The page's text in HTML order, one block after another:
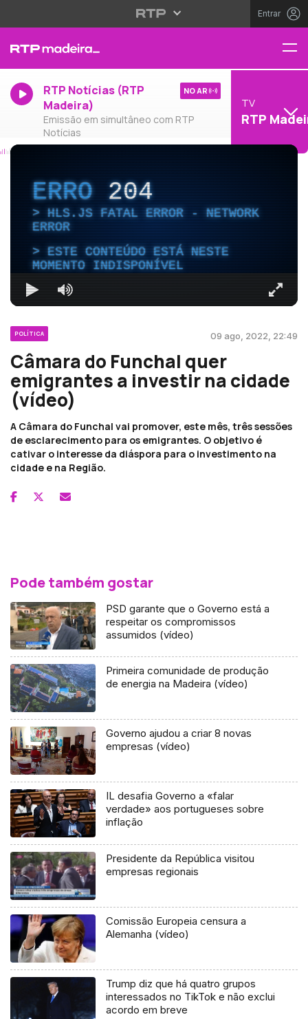
Entrar
RTP Notícias (RTP
Madeira)
Emissão em simultâneo com RTP
Notícias
NO AR
TV
RTP
ERRO204
HLS.JS FATAL ERROR - NETWORK
ERROR
ESTE CONTEÚDO ESTÁ NESTE
MOMENTO INDISPONÍVEL
POLÍTICA 09 ago, 2022, 22:49
Câmara do Funchal quer
emigrantes a investir na cidade
(vídeo)
A Câmara do Funchal vai promover, este mês, três sessões
de esclarecimento para os emigrantes. O objetivo é
cativar o interesse da diáspora para o investimento na
cidade e na Região.
Pode também gostar
PSD garante que o Governo está a
respeitar os compromissos
assumidos (vídeo)
Primeira comunidade de produção
de energia na Madeira (vídeo)
Governo ajudou a criar 8 novas
empresas (vídeo)
IL desafia Governo a «falar
verdade» aos portugueses sobre
inflação
Presidente da República visitou
empresas regionais
Comissão Europeia censura a
Alemanha (vídeo)
Trump diz que há quatro grupos
interessados no TikTok e não exclui
acordo em breve